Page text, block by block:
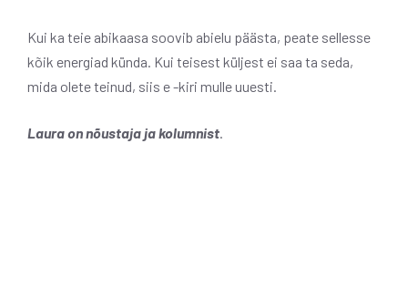
Kui ka teie abikaasa soovib abielu päästa, peate sellesse
kõik energiad künda. Kui teisest küljest ei saa ta seda,
mida olete teinud, siis e -kiri mulle uuesti.
Laura on nõustaja ja kolumnist